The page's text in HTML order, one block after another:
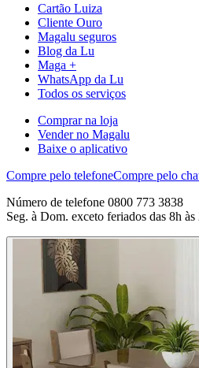
Cartão Luiza
Cliente Ouro
Magalu seguros
Blog da Lu
Maga +
WhatsApp da Lu
Todos os serviços
Comprar na loja
Vender no Magalu
Baixe o aplicativo
Compre pelo telefoneCompre pelo
Número de telefone 0800 773 3838
Seg. à Dom. exceto feriados das 8h às